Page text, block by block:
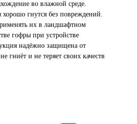
во влажной среде.
хорошо гнутся без повреждений.
их в ландшафтном
гофры при устройстве
надёжно защищена от
гниёт и не теряет своих качеств